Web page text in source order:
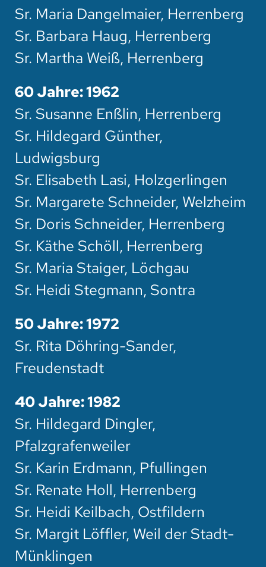
Sr. Maria Dangelmaier, Herrenberg
Sr. Barbara Haug, Herrenberg
Sr. Martha Weiß, Herrenberg
60 Jahre: 1962
Sr. Susanne Enßlin, Herrenberg
Sr. Hildegard Günther,
Ludwigsburg
Sr. Elisabeth Lasi, Holzgerlingen
Sr. Margarete Schneider, Welzheim
Sr. Doris Schneider, Herrenberg
Sr. Käthe Schöll, Herrenberg
Sr. Maria Staiger, Löchgau
Sr. Heidi Stegmann, Sontra
50 Jahre: 1972
Sr. Rita Döhring-Sander,
Freudenstadt
40 Jahre: 1982
Sr. Hildegard Dingler,
Pfalzgrafenweiler
Sr. Karin Erdmann, Pfullingen
Sr. Renate Holl, Herrenberg
Sr. Heidi Keilbach, Ostfildern
Sr. Margit Löffler, Weil der Stadt-
Münklingen